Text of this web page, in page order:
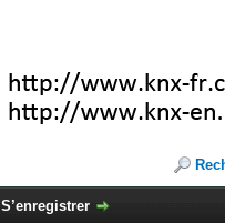
S’enregistrer